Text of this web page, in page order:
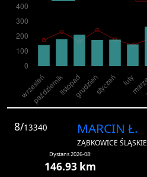
8/13340 MARCIN Ł.
ZĄBKOWICE ŚLĄSKIE
Dystans 2026-08:
146.93 km